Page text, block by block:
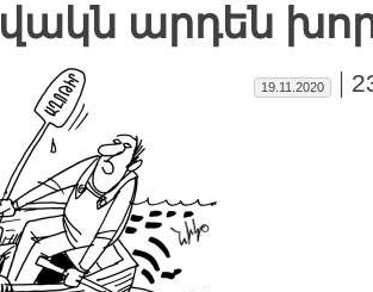
արդեն
19.11.2020 |